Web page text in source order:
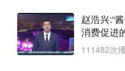
赵浩兴:“
消费促进
111482次